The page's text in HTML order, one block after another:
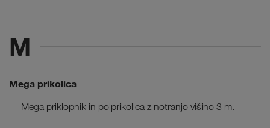
M
Mega prikolica
Mega priklopnik in polprikolica z notranjo višino 3 m.